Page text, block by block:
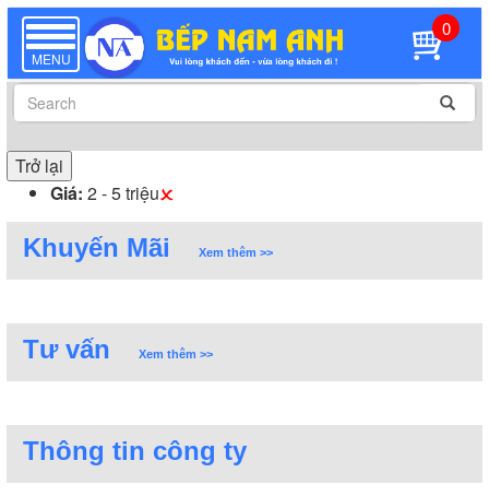
TOGGLE
NAVIGATION
MENU
0
Trở lại
Giá: 2 - 5 triệu
Khuyến Mãi Xem thêm >>
Tư vấn Xem thêm >>
Thông tin công ty